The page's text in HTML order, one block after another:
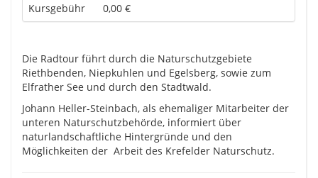
Kursgebühr
0,00 €
Die Radtour führt durch die Naturschutzgebiete
Riethbenden, Niepkuhlen und Egelsberg, sowie zum
Elfrather See und durch den Stadtwald.
Johann Heller-Steinbach, als ehemaliger Mitarbeiter der
unteren Naturschutzbehörde, informiert über
naturlandschaftliche Hintergründe und den
Möglichkeiten der Arbeit des Krefelder Naturschutz.